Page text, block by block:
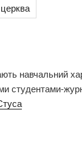
церква
навчальний
студентами-